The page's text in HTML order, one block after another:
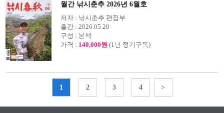
월간 낚시춘추 2026년 6월호
저자 : 낚시춘추 편집부
출간 : 2026.05.20
구성 : 본책
가격 : 140,000원 (1년 정기구독)
1 2 3 4 >